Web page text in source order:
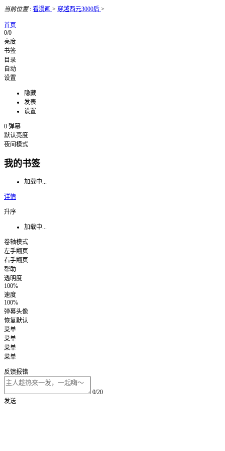
当前位置: 看漫画 > 穿越西元3000后 >
首页
0/0
亮度
书签
目录
自动
设置
隐藏
发表
设置
0 弹幕
默认亮度
夜间模式
我的书签
加载中...
详情
升序
加载中...
卷轴模式
左手翻页
右手翻页
帮助
透明度
100%
速度
100%
弹幕头像
恢复默认
菜单
菜单
菜单
菜单
反馈报错
0/20
发送